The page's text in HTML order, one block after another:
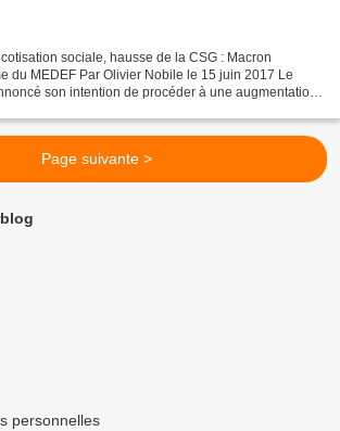
sociale, hausse de la CSG : Macron
du MEDEF Par Olivier Nobile le 15 juin 2017 Le
son intention de procéder à une augmentation
Page suivante >
personnelles